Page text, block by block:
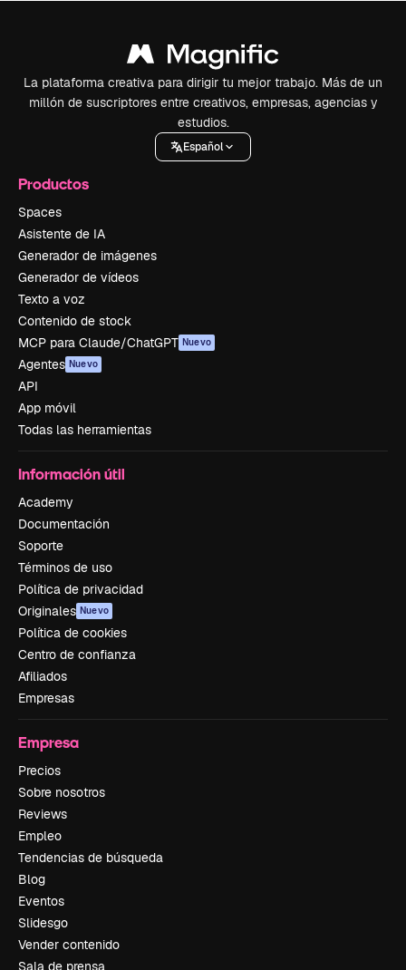
La plataforma creativa para dirigir tu mejor trabajo. Más de un
millón de suscriptores entre creativos, empresas, agencias y
estudios.
Español
Productos
Spaces
Asistente de IA
Generador de imágenes
Generador de vídeos
Texto a voz
Contenido de stock
MCP para Claude/ChatGPT Nuevo
Agentes Nuevo
API
App móvil
Todas las herramientas
Información útil
Academy
Documentación
Soporte
Términos de uso
Política de privacidad
Originales Nuevo
Política de cookies
Centro de confianza
Afiliados
Empresas
Empresa
Precios
Sobre nosotros
Reviews
Empleo
Tendencias de búsqueda
Blog
Eventos
Slidesgo
Vender contenido
Sala de prensa